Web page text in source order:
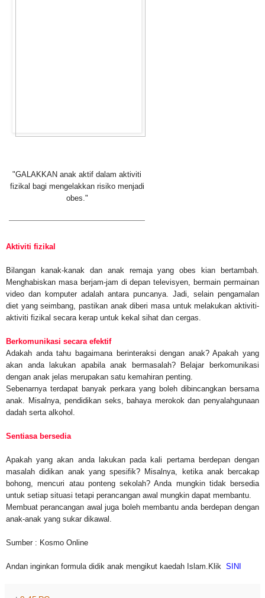
"GALAKKAN anak aktif dalam aktiviti
fizikal bagi mengelakkan risiko menjadi
obes."
Aktiviti fizikal
Bilangan kanak-kanak dan anak remaja yang obes kian bertambah.
Menghabiskan masa berjam-jam di depan televisyen, bermain permainan
video dan komputer adalah antara puncanya. Jadi, selain pengamalan
diet yang seimbang, pastikan anak diberi masa untuk melakukan aktiviti-
aktiviti fizikal secara kerap untuk kekal sihat dan cergas.
Berkomunikasi secara efektif
Adakah anda tahu bagaimana berinteraksi dengan anak? Apakah yang
akan anda lakukan apabila anak bermasalah? Belajar berkomunikasi
dengan anak jelas merupakan satu kemahiran penting.
Sebenarnya terdapat banyak perkara yang boleh dibincangkan bersama
anak. Misalnya, pendidikan seks, bahaya merokok dan penyalahgunaan
dadah serta alkohol.
Sentiasa bersedia
Apakah yang akan anda lakukan pada kali pertama berdepan dengan
masalah didikan anak yang spesifik? Misalnya, ketika anak bercakap
bohong, mencuri atau ponteng sekolah? Anda mungkin tidak bersedia
untuk setiap situasi tetapi perancangan awal mungkin dapat membantu.
Membuat perancangan awal juga boleh membantu anda berdepan dengan
anak-anak yang sukar dikawal.
Sumber : Kosmo Online
Andan inginkan formula didik anak mengikut kaedah Islam.Klik SINI